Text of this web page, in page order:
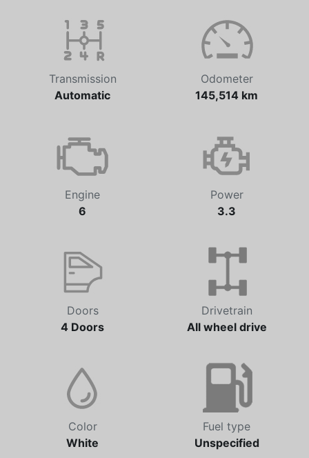
Transmission
Automatic
Odometer
145,514 km
Engine
6
Power
3.3
Doors
4 Doors
Drivetrain
All wheel drive
Color
White
Fuel type
Unspecified